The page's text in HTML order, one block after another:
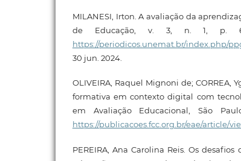
MILANESI, Irton. A avaliação da
de Educação, v. 3, n. 1, p.
https://periodicos.unemat.br/index.php/
30 jun. 2024.
OLIVEIRA, Raquel Mignoni de; CORREA,
formativa em contexto digital com
em Avaliação Educacional, São
https://publicacoes.fcc.org.br/eae/article/
PEREIRA, Ana Carolina Reis. Os